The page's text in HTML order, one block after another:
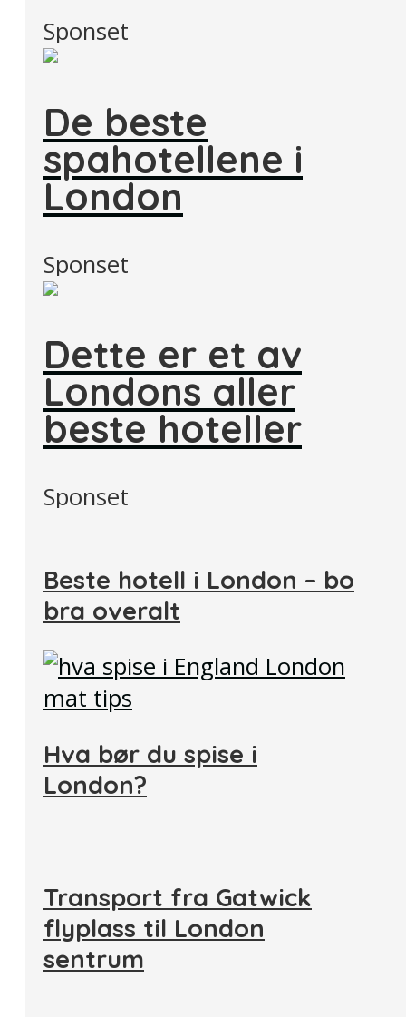
Sponset
De beste
spahotellene i
London
Sponset
Dette er et av
Londons aller
beste hoteller
Sponset
Beste hotell i London – bo
bra overalt
Hva bør du spise i
London?
Transport fra Gatwick
flyplass til London
sentrum